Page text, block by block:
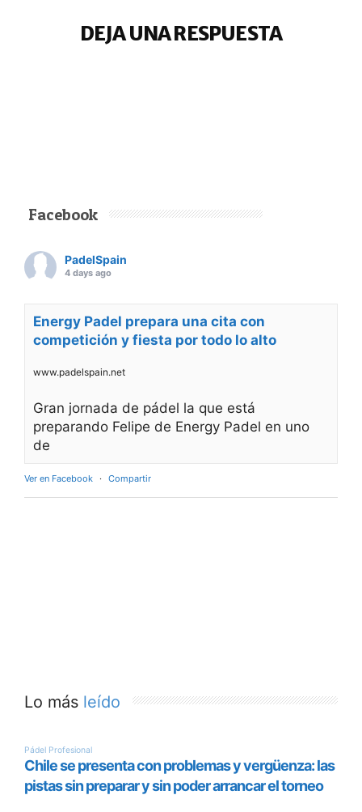
DEJA UNA RESPUESTA
Facebook
PadelSpain
4 days ago
Energy Padel prepara una cita con
competición y fiesta por todo lo alto
www.padelspain.net
Gran jornada de pádel la que está
preparando Felipe de Energy Padel en uno
de
Ver en Facebook · Compartir
Lo más leído